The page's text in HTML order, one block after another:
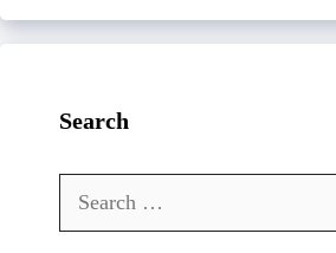
Search
Search
for: